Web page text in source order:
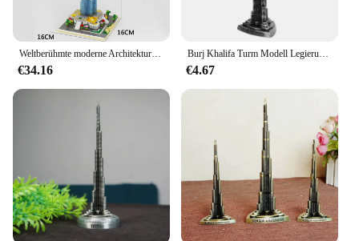
Features:
|Wholesale|Vendors|
**Engaging Educational Experience**
The Burj Kalifa Bausteine Stacking Blocks offer an
engaging educational experience for both children
and adults. The set is designed to mirror the iconic
Burj Khalifa, providing a hands-on opportunity to
learn about architecture and engineering. The
blocks are made from high-quality, durable plastic,
ensuring a safe and long-lasting building
experience. The authentic design and style of the
Burj Khalifa replica make it an appealing display
piece for any setting, whether it's in a classroom,
€34.16 €4.67